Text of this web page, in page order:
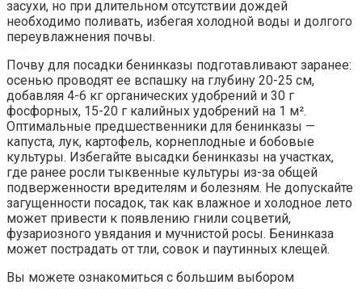
засухи, но при длительном отсутствии дождей
необходимо поливать, избегая холодной воды и долгого
переувлажнения почвы.
Почву для посадки бенинказы подготавливают заранее:
осенью проводят ее вспашку на глубину 20-25 см,
добавляя 4-6 кг органических удобрений и 30 г
фосфорных, 15-20 г калийных удобрений на 1 м².
Оптимальные предшественники для бенинказы —
капуста, лук, картофель, корнеплодные и бобовые
культуры. Избегайте высадки бенинказы на участках,
где ранее росли тыквенные культуры из-за общей
подверженности вредителям и болезням. Не допускайте
загущенности посадок, так как влажное и холодное лето
может привести к появлению гнили соцветий,
фузариозного увядания и мучнистой росы. Бенинказа
может пострадать от тли, совок и паутинных клещей.
Вы можете ознакомиться с большим выбором